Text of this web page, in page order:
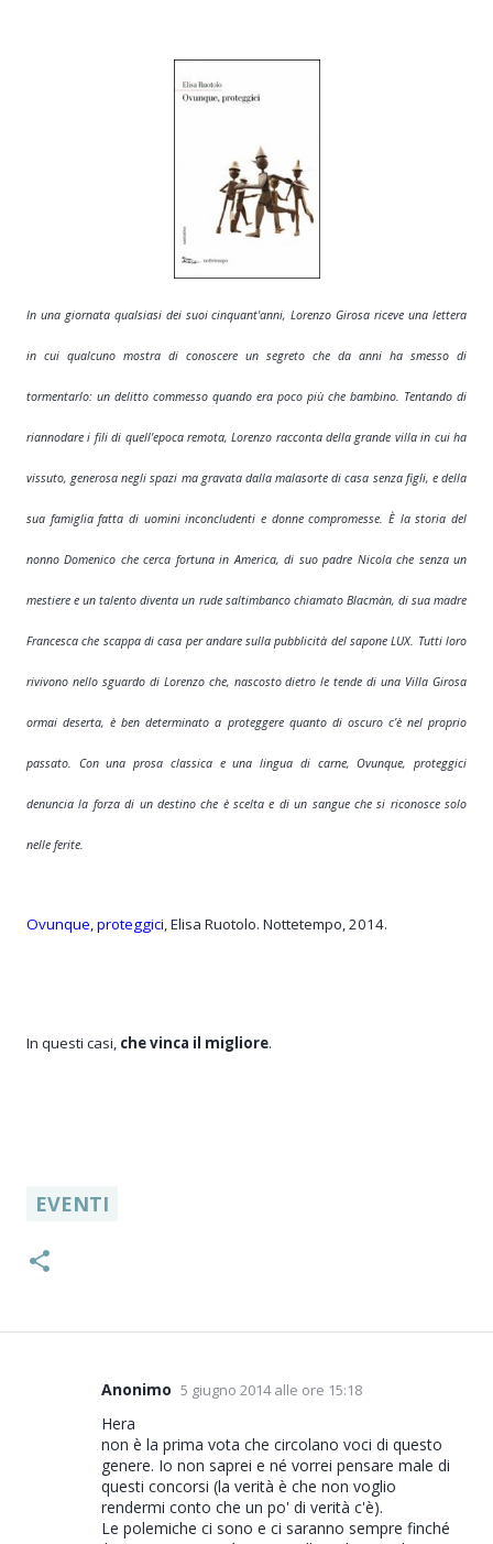
In una giornata qualsiasi dei suoi cinquant'anni, Lorenzo Girosa riceve una lettera
in cui qualcuno mostra di conoscere un segreto che da anni ha smesso di
tormentarlo: un delitto commesso quando era poco più che bambino. Tentando di
riannodare i fili di quell'epocaremota, Lorenzo racconta della grande villa in cui ha
vissuto, generosa negli spazi ma gravata dalla malasorte di casa senza figli, e della
sua famiglia fatta di uomini inconcludenti e donne compromesse. È la storia del
nonno Domenico che cerca fortuna in America, di suo padre Nicola che senza un
mestiere e un talento diventa un rude saltimbanco chiamato Blacmàn, di sua madre
Francesca che scappa di casa per andare sulla pubblicità del sapone LUX. Tutti loro
rivivono nello sguardo di Lorenzo che, nascosto dietro le tende di una Villa Girosa
ormai deserta, è ben determinato a proteggere quanto di oscuro c’è nel proprio
passato. Con una prosa classica e una lingua di carne, Ovunque, proteggici
denuncia la forza di un destino che è scelta e di un sangue che si riconosce solo
nelle ferite.
Ovunque, proteggici, Elisa Ruotolo. Nottetempo, 2014.
In questi casi, che vinca il migliore.
EVENTI
Anonimo 5 giugno 2014 alle ore 15:18
Hera
non è la prima vota che circolano voci di questo
genere. Io non saprei e né vorrei pensare male di
questi concorsi (la verità è che non voglio
rendermi conto che un po' di verità c'è).
Le polemiche ci sono e ci saranno sempre finché